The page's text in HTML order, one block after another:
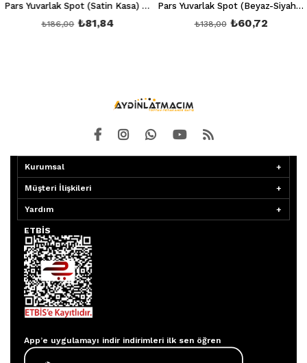
Pars Yuvarlak Spot (Satin Kasa) Ct 5220 (Ampul ve Duy Hariç)
₺81,84
₺186,00
Pars Yuvarlak Spot (Beyaz-Siyah Kasa) Ct 5221 (Ampul ve Duy Hariç)
₺60,72
₺138,00
Kurumsal
Müşteri İlişkileri
Yardım
ETBİS
App’e uygulamayı indir indirimleri ilk sen öğren